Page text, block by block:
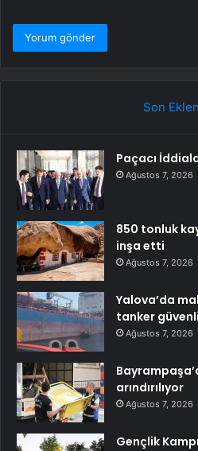
Son
Paçacı
Ağustos 7, 2026
850 tonluk
inşa etti
Ağustos 7, 2026
Yalova’da
tanker
Ağustos 7, 2026
arındırılıyor
Ağustos 7, 2026
Gençlik